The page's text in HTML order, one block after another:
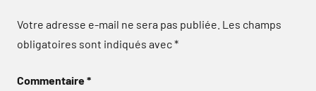
Votre adresse e-mail ne sera pas publiée. Les champs
obligatoires sont indiqués avec*
Commentaire*